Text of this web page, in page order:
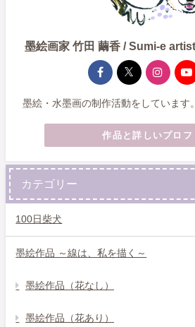
墨絵画家 竹田 繭香 / Sumi-e
墨絵・水墨画の制作活動をしています。
作品と詳しいプロフ
カテゴリー
100日柴犬
墨絵作品 ～線は、私を描く～
墨絵作品（花なし）
墨絵作品（花あり）